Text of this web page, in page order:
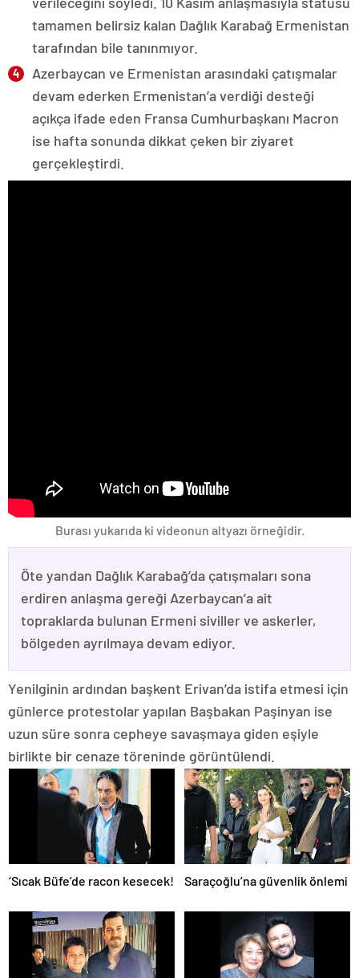
tamamen belirsiz kalan Dağlık Karabağ Ermenistan
tarafından bile tanınmıyor.
Azerbaycan ve Ermenistan arasındaki çatışmalar
devam ederken Ermenistan’a verdiği desteği
açıkça ifade eden Fransa Cumhurbaşkanı Macron
ise hafta sonunda dikkat çeken bir ziyaret
gerçekleştirdi.
Burası yukarıda ki videonun altyazı örneğidir.
Öte yandan Dağlık Karabağ’da çatışmaları sona
erdiren anlaşma gereği Azerbaycan’a ait
topraklarda bulunan Ermeni siviller ve askerler,
bölgeden ayrılmaya devam ediyor.
Yenilginin ardından başkent Erivan’da istifa etmesi için
günlerce protestolar yapılan Başbakan Paşinyan ise
uzun süre sonra cepheye savaşmaya giden eşiyle
birlikte bir cenaze töreninde görüntülendi.
‘Sıcak Büfe’de racon kesecek! Saraçoğlu’na güvenlik önlemi